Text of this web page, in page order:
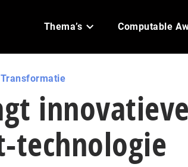
Thema’s Computable
technologie